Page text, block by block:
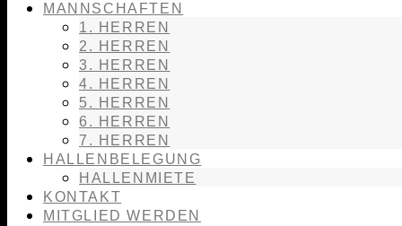
MANNSCHAFTEN
1. HERREN
2. HERREN
3. HERREN
4. HERREN
5. HERREN
6. HERREN
7. HERREN
HALLENBELEGUNG
HALLENMIETE
KONTAKT
MITGLIED WERDEN